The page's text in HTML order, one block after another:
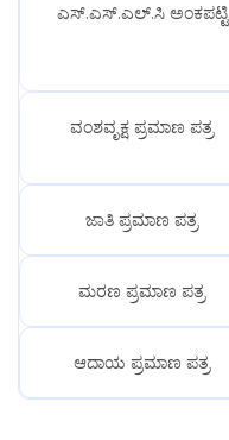
ಎಸ್.ಎಸ್.ಎಲ್.ಸಿ ಅಂಕಪಟ್ಟಿ
ವಂಶವೃಕ್ಷ ಪ್ರಮಾಣ ಪತ್ರ
ಜಾತಿ ಪ್ರಮಾಣ ಪತ್ರ
ಮರಣ ಪ್ರಮಾಣ ಪತ್ರ
ಆದಾಯ ಪ್ರಮಾಣ ಪತ್ರ